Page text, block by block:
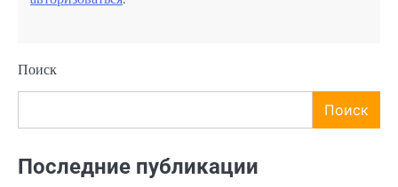
Поиск
Поиск
Последние публикации